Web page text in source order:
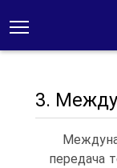
3.
передача